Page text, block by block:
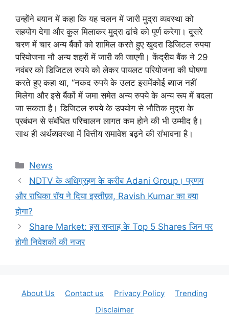
उन्होंने बयान में कहा कि यह चलन में जारी मुद्रा व्यवस्था को
सहयोग देगा और कुल मिलाकर मुद्रा ढांचे को पूर्ण करेगा। दूसरे
चरण में चार अन्य बैंकों को शामिल करते हुए खुदरा डिजिटल रुपया
परियोजना नौ अन्य शहरों में जारी की जाएगी। केंद्रीय बैंक ने 29
नवंबर को डिजिटल रुपये को लेकर पायलट परियोजना की घोषणा
करते हुए कहा था, ‘‘नकद रुपये के उलट इसमेंकोई ब्याज नहीं
मिलेगा और इसे बैंकों में जमा समेत अन्य रुपये के अन्य रूप में बदला
जा सकता है। डिजिटल रुपये के उपयोग से भौतिक मुद्रा के
प्रबंधन से संबंधित परिचालन लागत कम होने की भी उम्मीद है।
साथ ही अर्थव्यवस्था में वित्तीय समावेश बढ़ने की संभावना है।
Categories
News
NDTV के अधिग्रहण के करीब Adani Group। प्रणय
और राधिका रॉय ने दिया इस्तीफ़ा, Ravish Kumar का क्या
होगा?
Share Market: इस सप्ताह के Top 5 Shares जिन पर
होगी निवेशकों की नजर
About Us Contact us Privacy Policy
Trending
Disclaimer